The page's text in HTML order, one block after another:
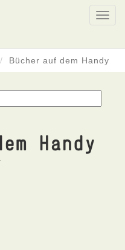
Bücher auf dem Handy
Handy